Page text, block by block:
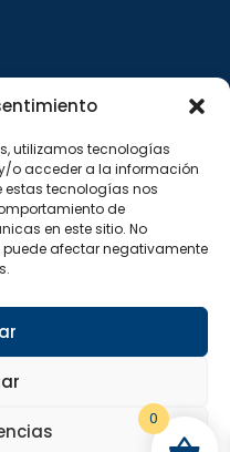
utilizamos tecnologías
o acceder a la información
estas tecnologías nos
de
en este sitio. No
puede afectar negativamente
0